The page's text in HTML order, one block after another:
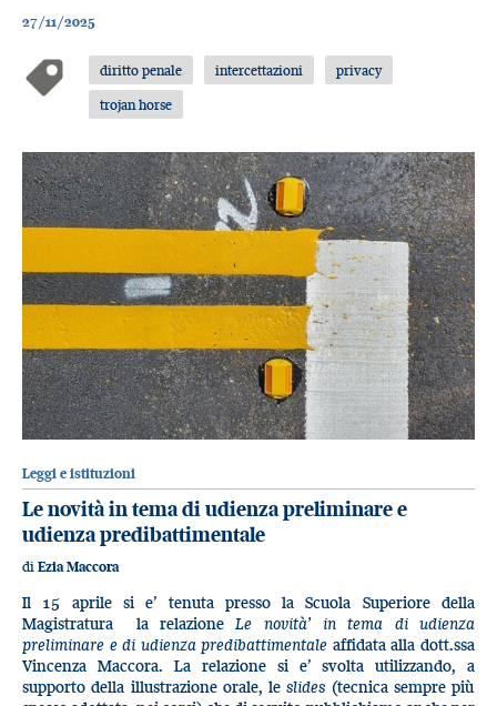
27/11/2025
diritto penale intercettazioni
privacy
trojan horse
Leggi e istituzioni
Le novità in tema di udienza preliminare e
udienza predibattimentale
di Ezia Maccora
Il 15 aprile si e’ tenuta presso la Scuola Superiore della
Magistratura la relazioneLe novità’ in tema di udienza
preliminare e di udienza predibattimentale affidata alla dott.ssa
Vincenza Maccora. La relazione si e’ svolta utilizzando, a
supporto della illustrazione orale, leslides (tecnica sempre più